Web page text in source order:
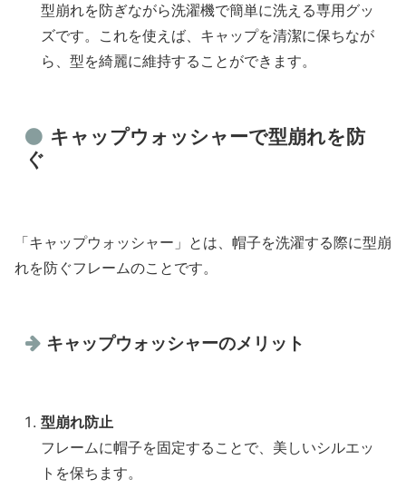
型崩れを防ぎながら洗濯機で簡単に洗える専用グッ
ズです。これを使えば、キャップを清潔に保ちなが
ら、型を綺麗に維持することができます。
キャップウォッシャーで型崩れを防
ぐ
「キャップウォッシャー」とは、帽子を洗濯する際に型崩
れを防ぐフレームのことです。
キャップウォッシャーのメリット
型崩れ防止
フレームに帽子を固定することで、美しいシルエッ
トを保ちます。